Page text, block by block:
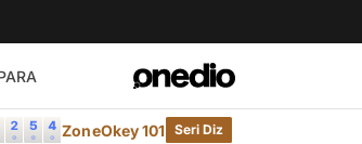
ZoneOkey 101 Seri Diz